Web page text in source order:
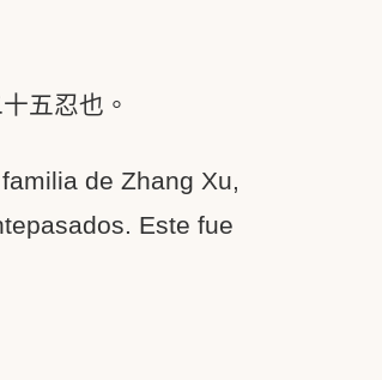
五忍也。
de Zhang Xu,
Este fue